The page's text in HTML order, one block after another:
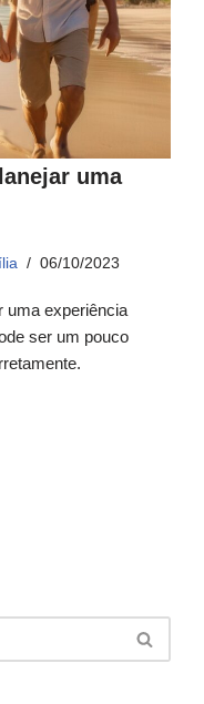
uma
06/10/2023
uma experiência
ser um pouco